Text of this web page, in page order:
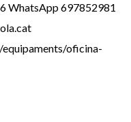
WhatsApp 697852981
oficina-